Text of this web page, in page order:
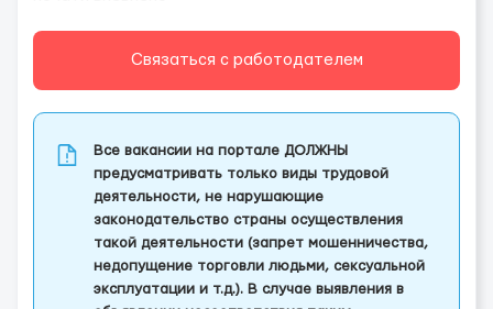
Связаться с работодателем
Все вакансии на портале ДОЛЖНЫ
предусматривать только виды трудовой
деятельности, не нарушающие
законодательство страны осуществления
такой деятельности (запрет мошенничества,
недопущение торговли людьми, сексуальной
эксплуатации и т.д.). В случае выявления в